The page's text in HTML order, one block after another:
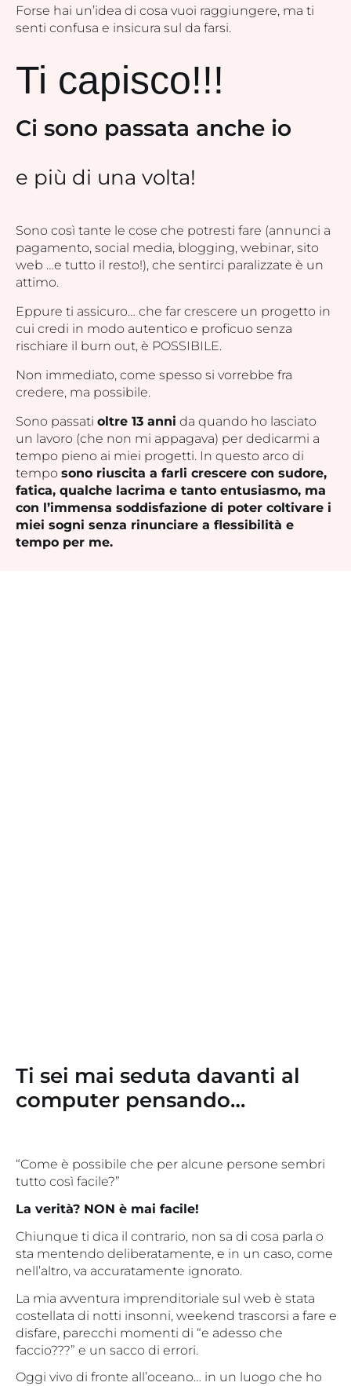
Forse hai un’idea di cosa vuoi raggiungere, ma ti
senti confusa e insicura sul da farsi.
Ti capisco!!!
Ci sono passata anche io
e più di una volta!
Sono così tante le cose che potresti fare (annunci a
pagamento, social media, blogging, webinar, sito
web …e tutto il resto!), che sentirci paralizzate è un
attimo.
Eppure ti assicuro… che far crescere un progetto in
cui credi in modo autentico e proficuo senza
rischiare il burn out, è POSSIBILE.
Non immediato, come spesso si vorrebbe fra
credere, ma possibile.
Sono passati oltre 13 anni da quando ho lasciato
un lavoro (che non mi appagava) per dedicarmi a
tempo pieno ai miei progetti. In questo arco di
tempo sono riuscita a farli crescere con sudore,
fatica, qualche lacrima e tanto entusiasmo, ma
con l’immensa soddisfazione di poter coltivare i
miei sogni senza rinunciare a flessibilità e
tempo per me.
Ti sei mai seduta davanti al
computer pensando…
“Come è possibile che per alcune persone sembri
tutto così facile?”
La verità? NON è mai facile!
Chiunque ti dica il contrario, non sa di cosa parla o
sta mentendo deliberatamente, e in un caso, come
nell’altro, va accuratamente ignorato.
La mia avventura imprenditoriale sul web è stata
costellata di notti insonni, weekend trascorsi a fare e
disfare, parecchi momenti di “e adesso che
faccio???” e un sacco di errori.
Oggi vivo di fronte all’oceano… in un luogo che ho